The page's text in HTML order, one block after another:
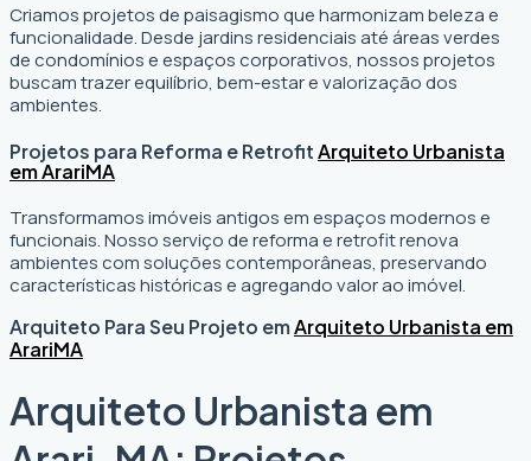
Criamos projetos de paisagismo que harmonizam beleza e
funcionalidade. Desde jardins residenciais até áreas verdes
de condomínios e espaços corporativos, nossos projetos
buscam trazer equilíbrio, bem-estar e valorização dos
ambientes.
Projetos para Reforma e RetrofitArquiteto Urbanista
em ArariMA
Transformamos imóveis antigos em espaços modernos e
funcionais. Nosso serviço de reforma e retrofit renova
ambientes com soluções contemporâneas, preservando
características históricas e agregando valor ao imóvel.
Arquiteto Para Seu Projeto emArquiteto Urbanista em
ArariMA
Arquiteto Urbanista em